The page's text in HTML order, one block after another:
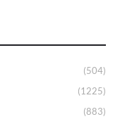
(504)
(1225)
(883)